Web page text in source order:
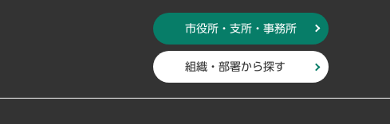
市役所・支所・事務所
組織・部署から探す